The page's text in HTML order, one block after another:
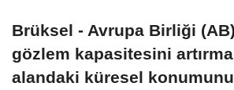
Brüksel - Avrupa Birliği
gözlem kapasitesini
alandaki küresel konumunu